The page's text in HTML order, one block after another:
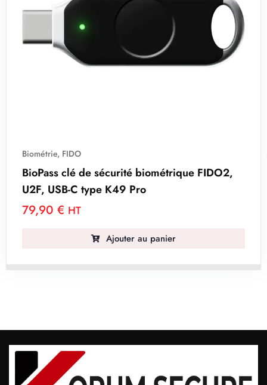
Biométrie, FIDO
BioPass clé de sécurité biométrique FIDO2,
U2F, USB-C type K49 Pro
79,90 € HT
Ajouter au panier